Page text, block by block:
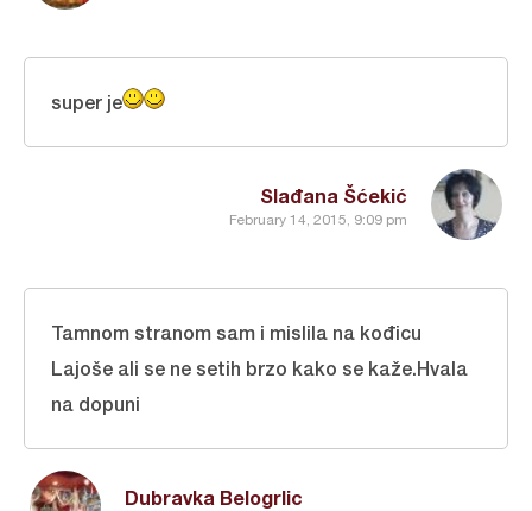
Slađana Šćekić
February 14, 2015, 9:09 pm
super je
Dubravka Belogrlic
Tamnom stranom sam i mislila na kođicu
Lajoše ali se ne setih brzo kako se kaže.Hvala
na dopuni